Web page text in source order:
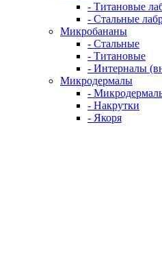
- Титановые
- Стальные
Микробананы
- Стальные
- Титановые
- Интерналы
Микродермалы
-
- Накрутки
- Якоря